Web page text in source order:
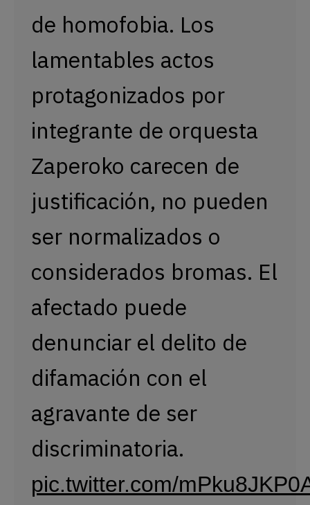
de homofobia. Los
lamentables actos
protagonizados por
integrante de orquesta
Zaperoko carecen de
justificación, no pueden
ser normalizados o
considerados bromas. El
afectado puede
denunciar el delito de
difamación con el
agravante de ser
discriminatoria.
pic.twitter.com/